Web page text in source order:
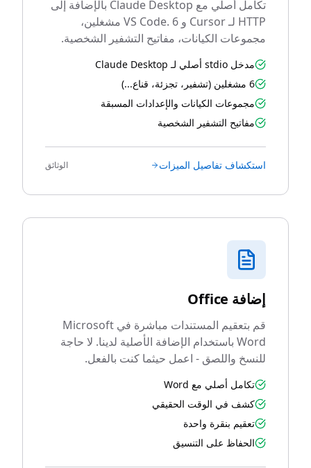
تكامل أصلي مع Claude Desktop بالإضافة إلى
HTTP لـ Cursor و VS Code. 6 مشغلين،
مجموعات الكيانات، مفاتيح التشفير الشخصية.
مدخل stdio أصلي لـ Claude Desktop
6 مشغلين (تشفير، تجزئة، قناع...)
مجموعات الكيانات والإعدادات المسبقة
مفاتيح التشفير الشخصية
استكشاف تفاصيل الميزات الوثائق
إضافة Office
قم بتعقيم المستندات مباشرة في Microsoft
Word باستخدام الإضافة الأصلية لدينا. لا حاجة
للنسخ واللصق - اعمل حيثما كنت بالفعل.
تكامل أصلي مع Word
كشف في الوقت الحقيقي
تعقيم بنقرة واحدة
الحفاظ على التنسيق